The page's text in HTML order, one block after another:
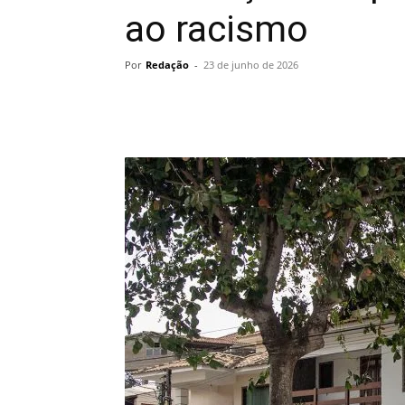
ao racismo
Por Redação - 23 de junho de 2026